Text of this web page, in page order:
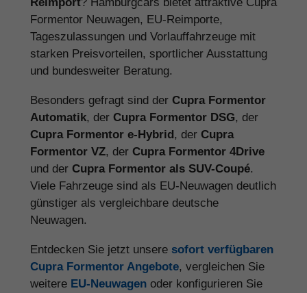
Formentor Neuwagen, EU-Reimporte,
Tageszulassungen und Vorlauffahrzeuge mit
starken Preisvorteilen, sportlicher Ausstattung
und bundesweiter Beratung.
Besonders gefragt sind der Cupra Formentor
Automatik, der Cupra Formentor DSG, der
Cupra Formentor e-Hybrid, der Cupra
Formentor VZ, der Cupra Formentor 4Drive
und der Cupra Formentor als SUV-Coupé.
Viele Fahrzeuge sind als EU-Neuwagen deutlich
günstiger als vergleichbare deutsche
Neuwagen.
Entdecken Sie jetzt unsere sofort verfügbaren
Cupra Formentor Angebote, vergleichen Sie
weitere EU-Neuwagen oder konfigurieren Sie